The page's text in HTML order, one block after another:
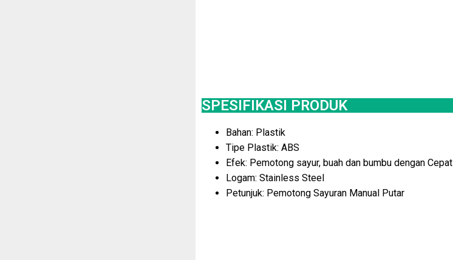
SPESIFIKASI PRODUK
Bahan: Plastik
Tipe Plastik: ABS
Efek: Pemotong sayur, buah dan bumbu dengan Cepat
Logam: Stainless Steel
Petunjuk: Pemotong Sayuran Manual Putar